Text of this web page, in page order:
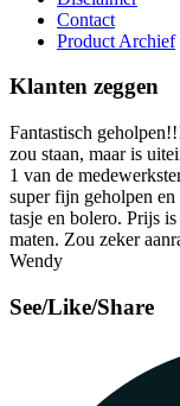
Contact
Product Archief
Klanten zeggen
Fantastisch
zou staan, maar is
1 van de
super fijn geholpen en
tasje en bolero. Prijs
maten. Zou zeker
Wendy
See/Like/Share